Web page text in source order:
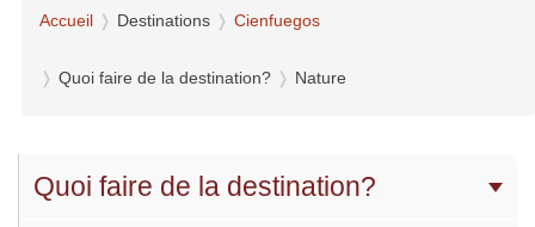
Accueil Destinations Cienfuegos
Quoi faire de la destination? Nature
Quoi faire de la destination?